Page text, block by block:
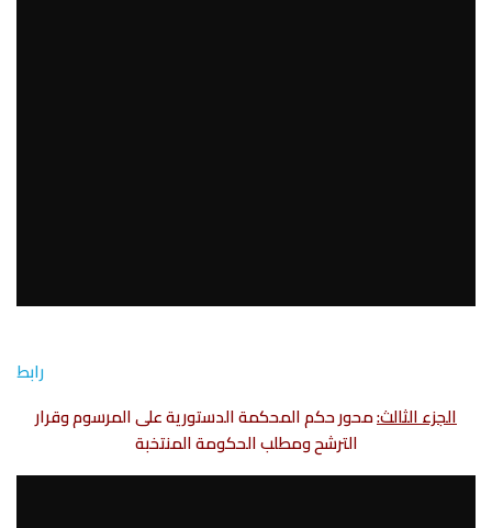
رابط
الجزء الثالث:محور حكم المحكمة الدستورية على المرسوم وقرار
الترشح ومطلب الحكومة المنتخبة